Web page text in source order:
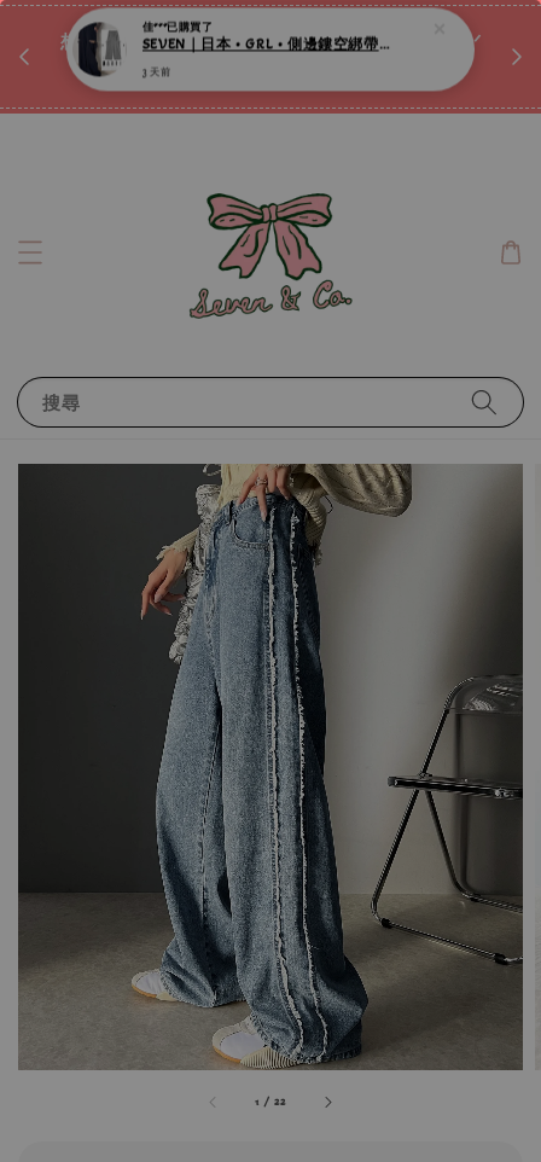
想訂製屬於自己的『水晶手鍊』嗎ꕀ♡ 私訊我們.ᐟ.ᐟ
搜尋
1 /22